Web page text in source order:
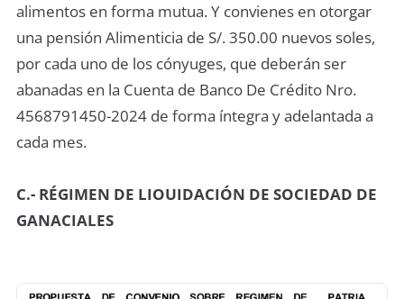
alimentos en forma mutua. Y convienes en otorgar
una pensión Alimenticia de S/. 350.00 nuevos soles,
por cada uno de los cónyuges, que deberán ser
abanadas en la Cuenta de Banco De Crédito Nro.
4568791450-2024 de forma íntegra y adelantada a
cada mes.
C.- RÉGIMEN DE LIOUIDACIÓN DE SOCIEDAD DE
GANACIALES